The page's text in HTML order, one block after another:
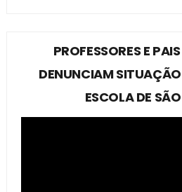
PROFESSORES E
DENUNCIAM
ESCOLA DE